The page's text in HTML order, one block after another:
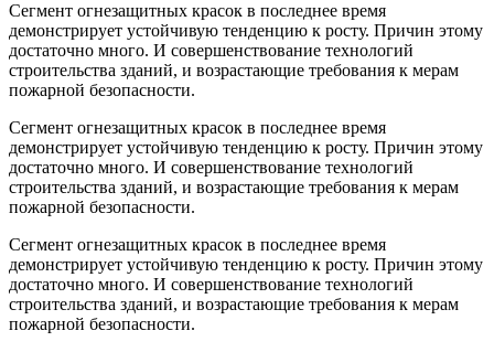
Сегмент огнезащитных красок в последнее время
демонстрирует устойчивую тенденцию к росту. Причин этому
достаточно много. И совершенствование технологий
строительства зданий, и возрастающие требования к мерам
пожарной безопасности.
Сегмент огнезащитных красок в последнее время
демонстрирует устойчивую тенденцию к росту. Причин этому
достаточно много. И совершенствование технологий
строительства зданий, и возрастающие требования к мерам
пожарной безопасности.
Сегмент огнезащитных красок в последнее время
демонстрирует устойчивую тенденцию к росту. Причин этому
достаточно много. И совершенствование технологий
строительства зданий, и возрастающие требования к мерам
пожарной безопасности.